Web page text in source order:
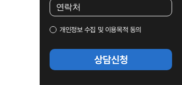
개인정보 수집 및 이용목적 동의
상담신청